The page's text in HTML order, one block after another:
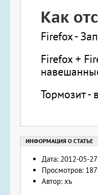
Как
Firefox -
Firefox +
Тормозит -
Дата: 2012-05-27
Просмотров:
Автор: хъ